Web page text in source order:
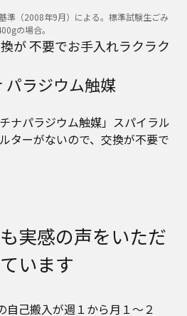
準（2008年9月）による。標準試験生ごみ
の場合。
が不要でお手入れラクラク
パラジウム触媒
ナパラジウム触媒」スパイラル
ターがないので、交換が不要で
実感の声をいただ
います
自己搬入が週１から月１〜２